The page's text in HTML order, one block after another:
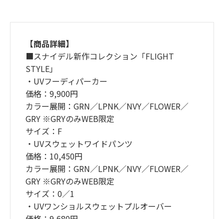
【商品詳細】
■スナイデル新作コレクション「FLIGHT
STYLE」
・UVフーディパーカー
価格：9,900円
カラー展開：GRN／LPNK／NVY／FLOWER／
GRY ※GRYのみWEB限定
サイズ：F
・UVスウェットワイドパンツ
価格：10,450円
カラー展開：GRN／LPNK／NVY／FLOWER／
GRY ※GRYのみWEB限定
サイズ：0／1
・UVワンショルスウェットプルオーバー